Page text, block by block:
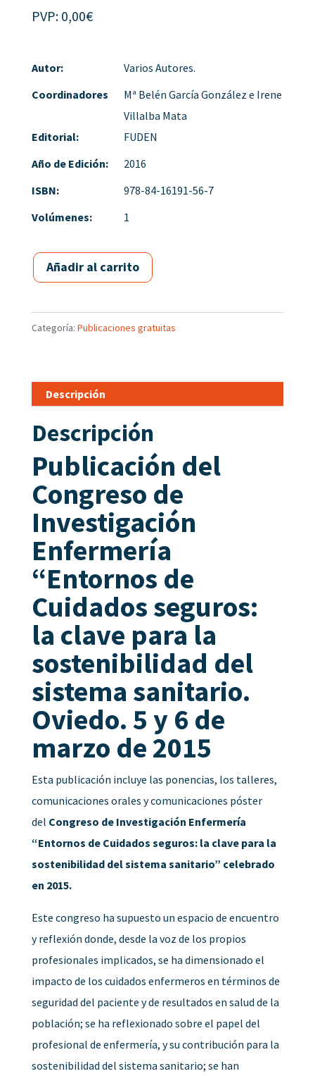
PVP: 0,00€
Autor:
Varios Autores.
Coordinadores
Mª Belén García González e Irene
Villalba Mata
Editorial:
FUDEN
Año de Edición:
2016
ISBN:
978-84-16191-56-7
Volúmenes:
1
Añadir al carrito
Categoría: Publicaciones gratuitas
Descripción
Descripción
Publicación del
Congreso de
Investigación
Enfermería
“Entornos de
Cuidados seguros:
la clave para la
sostenibilidad del
sistema sanitario.
Oviedo. 5 y 6 de
marzo de 2015
Esta publicación incluye las ponencias, los talleres,
comunicaciones orales y comunicaciones póster
del Congreso de Investigación Enfermería
“Entornos de Cuidados seguros: la clave para la
sostenibilidad del sistema sanitario” celebrado
en 2015.
Este congreso ha supuesto un espacio de encuentro
y reflexión donde, desde la voz de los propios
profesionales implicados, se ha dimensionado el
impacto de los cuidados enfermeros en términos de
seguridad del paciente y de resultados en salud de la
población; se ha reflexionado sobre el papel del
profesional de enfermería, y su contribución para la
sostenibilidad del sistema sanitario; se han